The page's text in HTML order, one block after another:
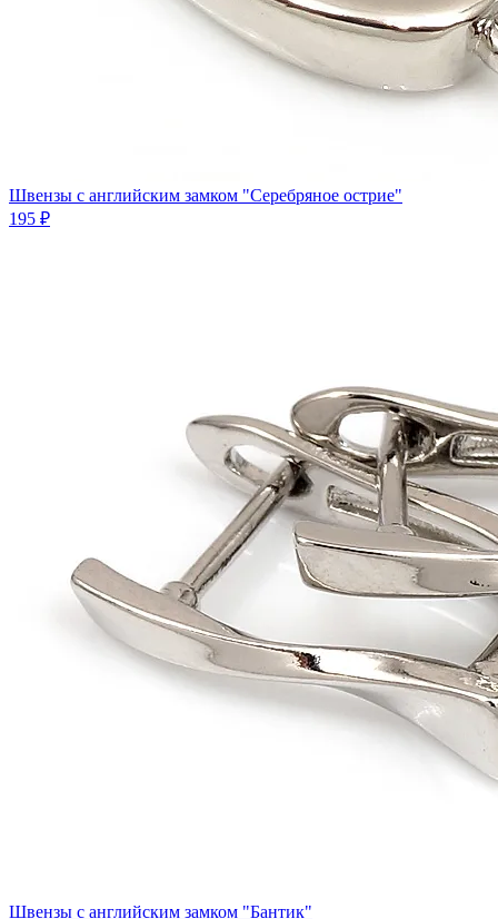
Швензы с английским замком "Серебряное острие"
195 ₽
Швензы с английским замком "Бантик"